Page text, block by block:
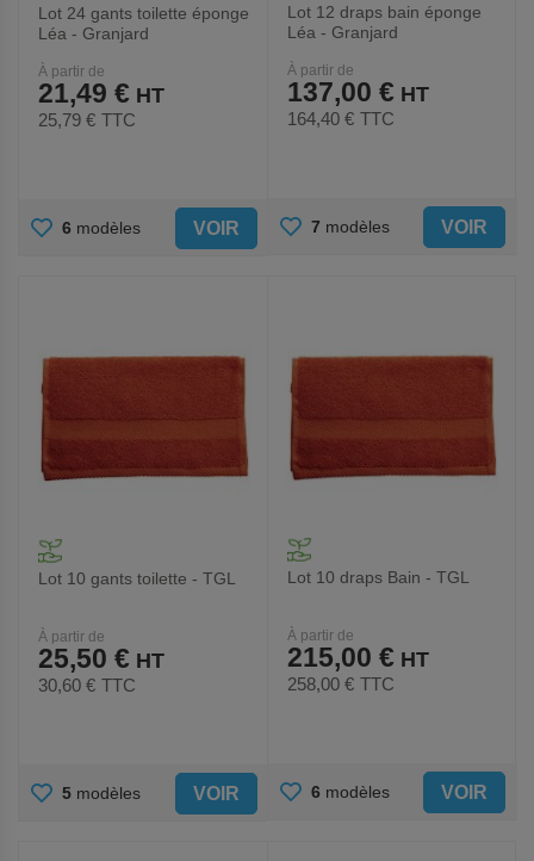
Lot 24 gants toilette éponge
Léa - Granjard
À partir de
21,49 €
25,79 € TTC
AJOUTER
6 modèles VOIR
Lot 12 draps bain éponge
Léa - Granjard
À partir de
137,00 €
164,40 € TTC
AJOUTER
7 modèles VOIR
Lot 10 gants toilette - TGL
À partir de
25,50 €
30,60 € TTC
AJOUTER
5 modèles VOIR
Lot 10 draps Bain - TGL
À partir de
215,00 €
258,00 € TTC
AJOUTER
6 modèles VOIR